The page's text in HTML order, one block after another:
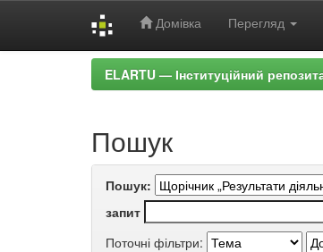
Домівка Перегляд
ELARTU — Інституційний
Пошук
Пошук:
запит
Поточні фільтри: